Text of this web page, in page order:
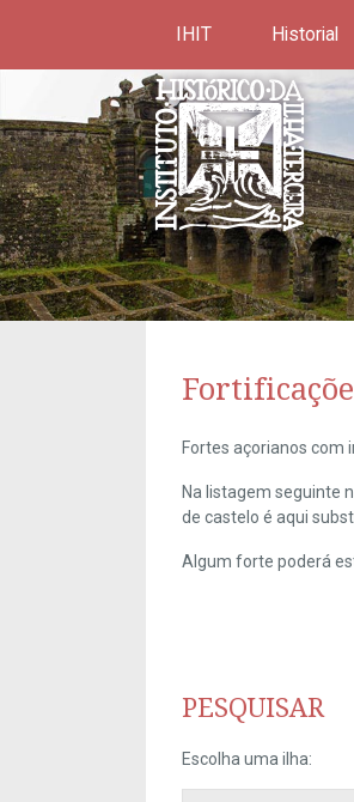
IHIT Historial
Fortes açorianos com
Na listagem seguinte
de castelo é aqui
Algum forte poderá
PESQUISAR
Escolha uma ilha: